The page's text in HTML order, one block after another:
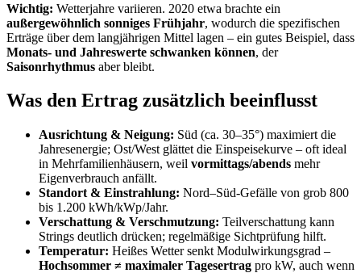
Wichtig: Wetterjahre variieren. 2020 etwa brachte ein
außergewöhnlich sonniges Frühjahr, wodurch die spezifischen
Erträge über dem langjährigen Mittel lagen – ein gutes Beispiel, dass
Monats- und Jahreswerte schwanken können, der
Saisonrhythmus aber bleibt.
Was den Ertrag zusätzlich beeinflusst
Ausrichtung & Neigung: Süd (ca. 30–35°) maximiert die
Jahresenergie; Ost/West glättet die Einspeisekurve – oft ideal
in Mehrfamilienhäusern, weil vormittags/abends mehr
Eigenverbrauch anfällt.
Standort & Einstrahlung: Nord–Süd-Gefälle von grob 800
bis 1.200 kWh/kWp/Jahr.
Verschattung & Verschmutzung: Teilverschattung kann
Strings deutlich drücken; regelmäßige Sichtprüfung hilft.
Temperatur: Heißes Wetter senkt Modulwirkungsgrad –
Hochsommer ≠ maximaler Tagesertrag pro kW, auch wenn